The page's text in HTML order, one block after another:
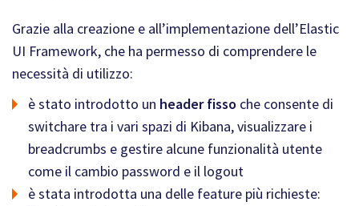
Grazie alla creazione e all’implementazione dell’Elastic
UI Framework, che ha permesso di comprendere le
necessità di utilizzo:
è stato introdotto un header fisso che consente di
switchare tra i vari spazi di Kibana, visualizzare i
breadcrumbs e gestire alcune funzionalità utente
come il cambio password e il logout
è stata introdotta una delle feature più richieste: